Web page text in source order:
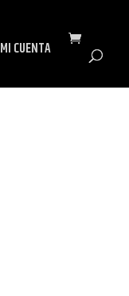
MI CUENTA